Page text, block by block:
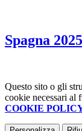
Spagna
Questo sito o gli
cookie necessari al
COOKIE